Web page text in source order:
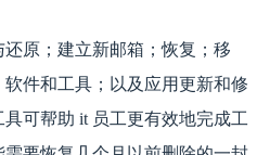
原；建立新邮箱；恢复；移
件和工具；以及应用更新和修
可帮助 it 员工更有效地完成工